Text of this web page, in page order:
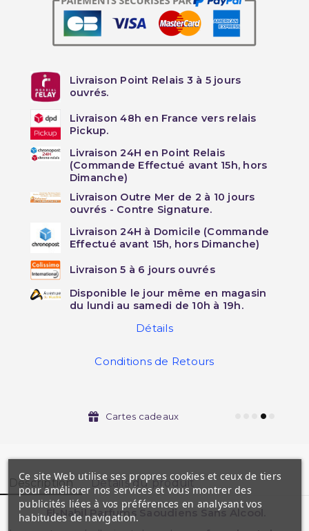
Livraison Point Relais 3 à 5 jours
ouvrés.
Livraison 48h en France vers relais
Pickup.
Livraison 24H en Point Relais
(Commande Effectué avant 15h, hors
Dimanche)
Livraison Outre Mer de 2 à 10 jours
ouvrés - Contre Signature.
Livraison 24H à Domicile (Commande
Effectué avant 15h, hors Dimanche)
Livraison 5 à 6 jours ouvrés
Disponible le jour même en magasin
du lundi au samedi de 10h à 19h.
Détails
Conditions de Retours
Cartes cadeaux
Description Détails du produit
El-Nabil Parfums Saoudiens Sans Alcool.
Ce site Web utilise ses propres cookies et ceux de tiers
pour améliorer nos services et vous montrer des
publicités liées à vos préférences en analysant vos
habitudes de navigation.